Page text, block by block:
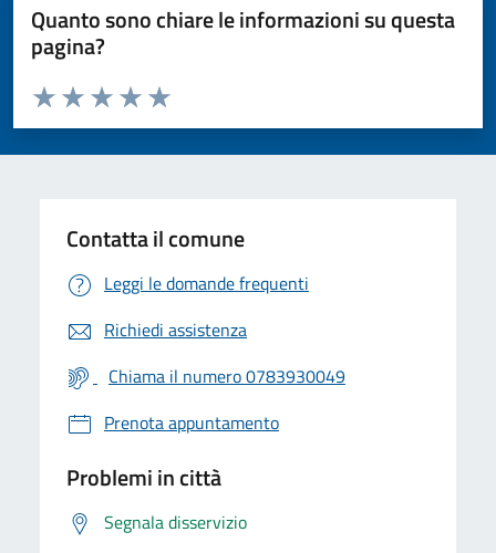
Quanto sono chiare le informazioni su questa
pagina?
Valuta da 1 a 5 stelle la pagina
Valuta 5 stelle su 5
Valuta 4 stelle su 5
Valuta 3 stelle su 5
Valuta 2 stelle su 5
Valuta 1 stelle su 5
Contatta il comune
Leggi le domande frequenti
Richiedi assistenza
Chiama il numero 0783930049
Prenota appuntamento
Problemi in città
Segnala disservizio